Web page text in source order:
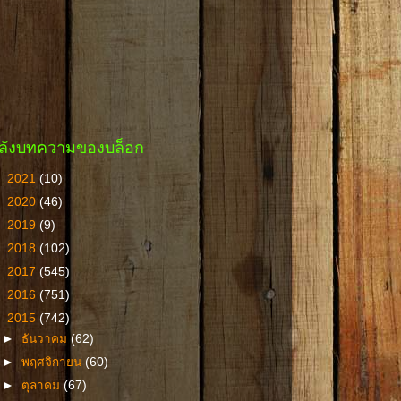
งบทความของบล็อก
2021 (10)
2020 (46)
2019 (9)
2018 (102)
2017 (545)
2016 (751)
2015 (742)
► ธันวาคม(62)
►พฤศจิกายน(60)
► ตุลาคม(67)